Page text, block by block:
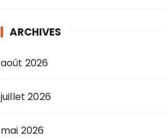
ARCHIVES
août 2026
juillet 2026
mai 2026